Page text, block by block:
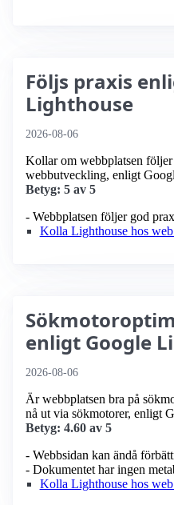
Följs praxis
Lighthouse
2026-08-06
Kollar om webbplatsen
webbutveckling, enligt
Betyg: 5 av 5
- Webbplatsen följer god
Kolla Lighthouse hos
enligt Google
2026-08-06
Är webbplatsen bra på
nå ut via sökmotorer, enligt
Betyg: 4.60 av 5
- Webbsidan kan ändå
- Dokumentet har ingen
Kolla Lighthouse hos